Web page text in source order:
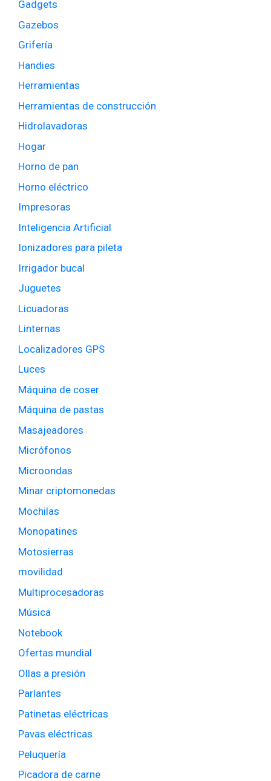
Gadgets
Gazebos
Grifería
Handies
Herramientas
Herramientas de construcción
Hidrolavadoras
Hogar
Horno de pan
Horno eléctrico
Impresoras
Inteligencia Artificial
Ionizadores para pileta
Irrigador bucal
Juguetes
Licuadoras
Linternas
Localizadores GPS
Luces
Máquina de coser
Máquina de pastas
Masajeadores
Micrófonos
Microondas
Minar criptomonedas
Mochilas
Monopatines
Motosierras
movilidad
Multiprocesadoras
Música
Notebook
Ofertas mundial
Ollas a presión
Parlantes
Patinetas eléctricas
Pavas eléctricas
Peluquería
Picadora de carne